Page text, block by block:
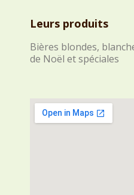
Leurs produits
Bières blondes,
de Noël et spéciales